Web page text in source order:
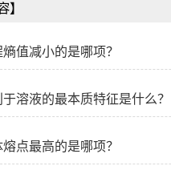
】
值减小的是哪项？
溶液的最本质特征是什么？
点最高的是哪项？